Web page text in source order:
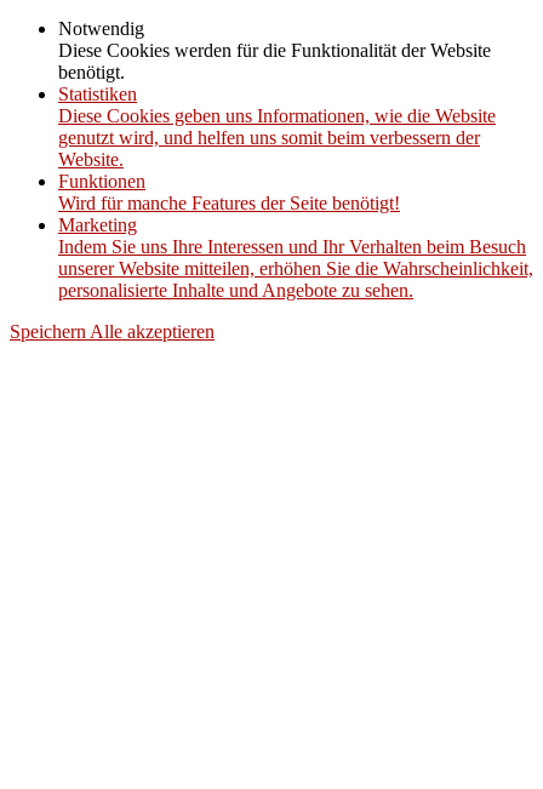
Notwendig
Diese Cookies werden für die Funktionalität der Website
benötigt.
Statistiken
Diese Cookies geben uns Informationen, wie die Website
genutzt wird, und helfen uns somit beim verbessern der
Website.
Funktionen
Wird für manche Features der Seite benötigt!
Marketing
Indem Sie uns Ihre Interessen und Ihr Verhalten beim Besuch
unserer Website mitteilen, erhöhen Sie die Wahrscheinlichkeit,
personalisierte Inhalte und Angebote zu sehen.
Speichern Alle akzeptieren